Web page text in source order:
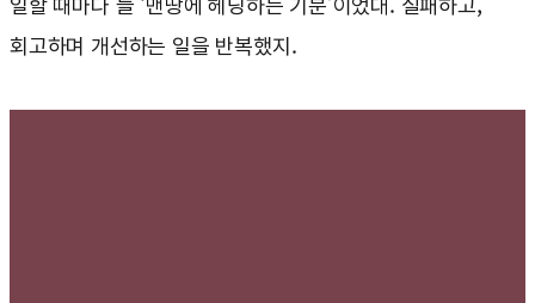
일할 때마다 늘 ‘맨땅에 헤딩하는 기분’이었대. 실패하고,
회고하며 개선하는 일을 반복했지.